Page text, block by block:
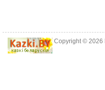
Copyright © 2026